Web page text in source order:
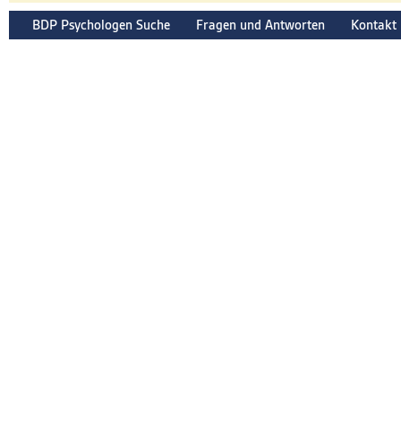
BDP Psychologen Suche Fragen und Antworten Kontakt